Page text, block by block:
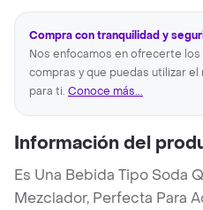
Compra con tranquilidad y
Nos enfocamos en ofrecerte
compras y que puedas utilizar
para ti. Conoce más...
Información del
Es Una Bebida Tipo Soda
Mezclador, Perfecta Para